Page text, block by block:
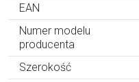
EAN
Numer modelu
producenta
Szerokość